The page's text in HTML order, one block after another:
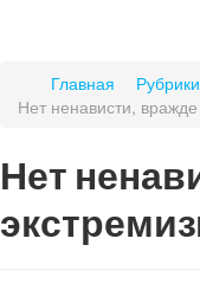
Главная
Рубрики
Нет ненависти,
Нет